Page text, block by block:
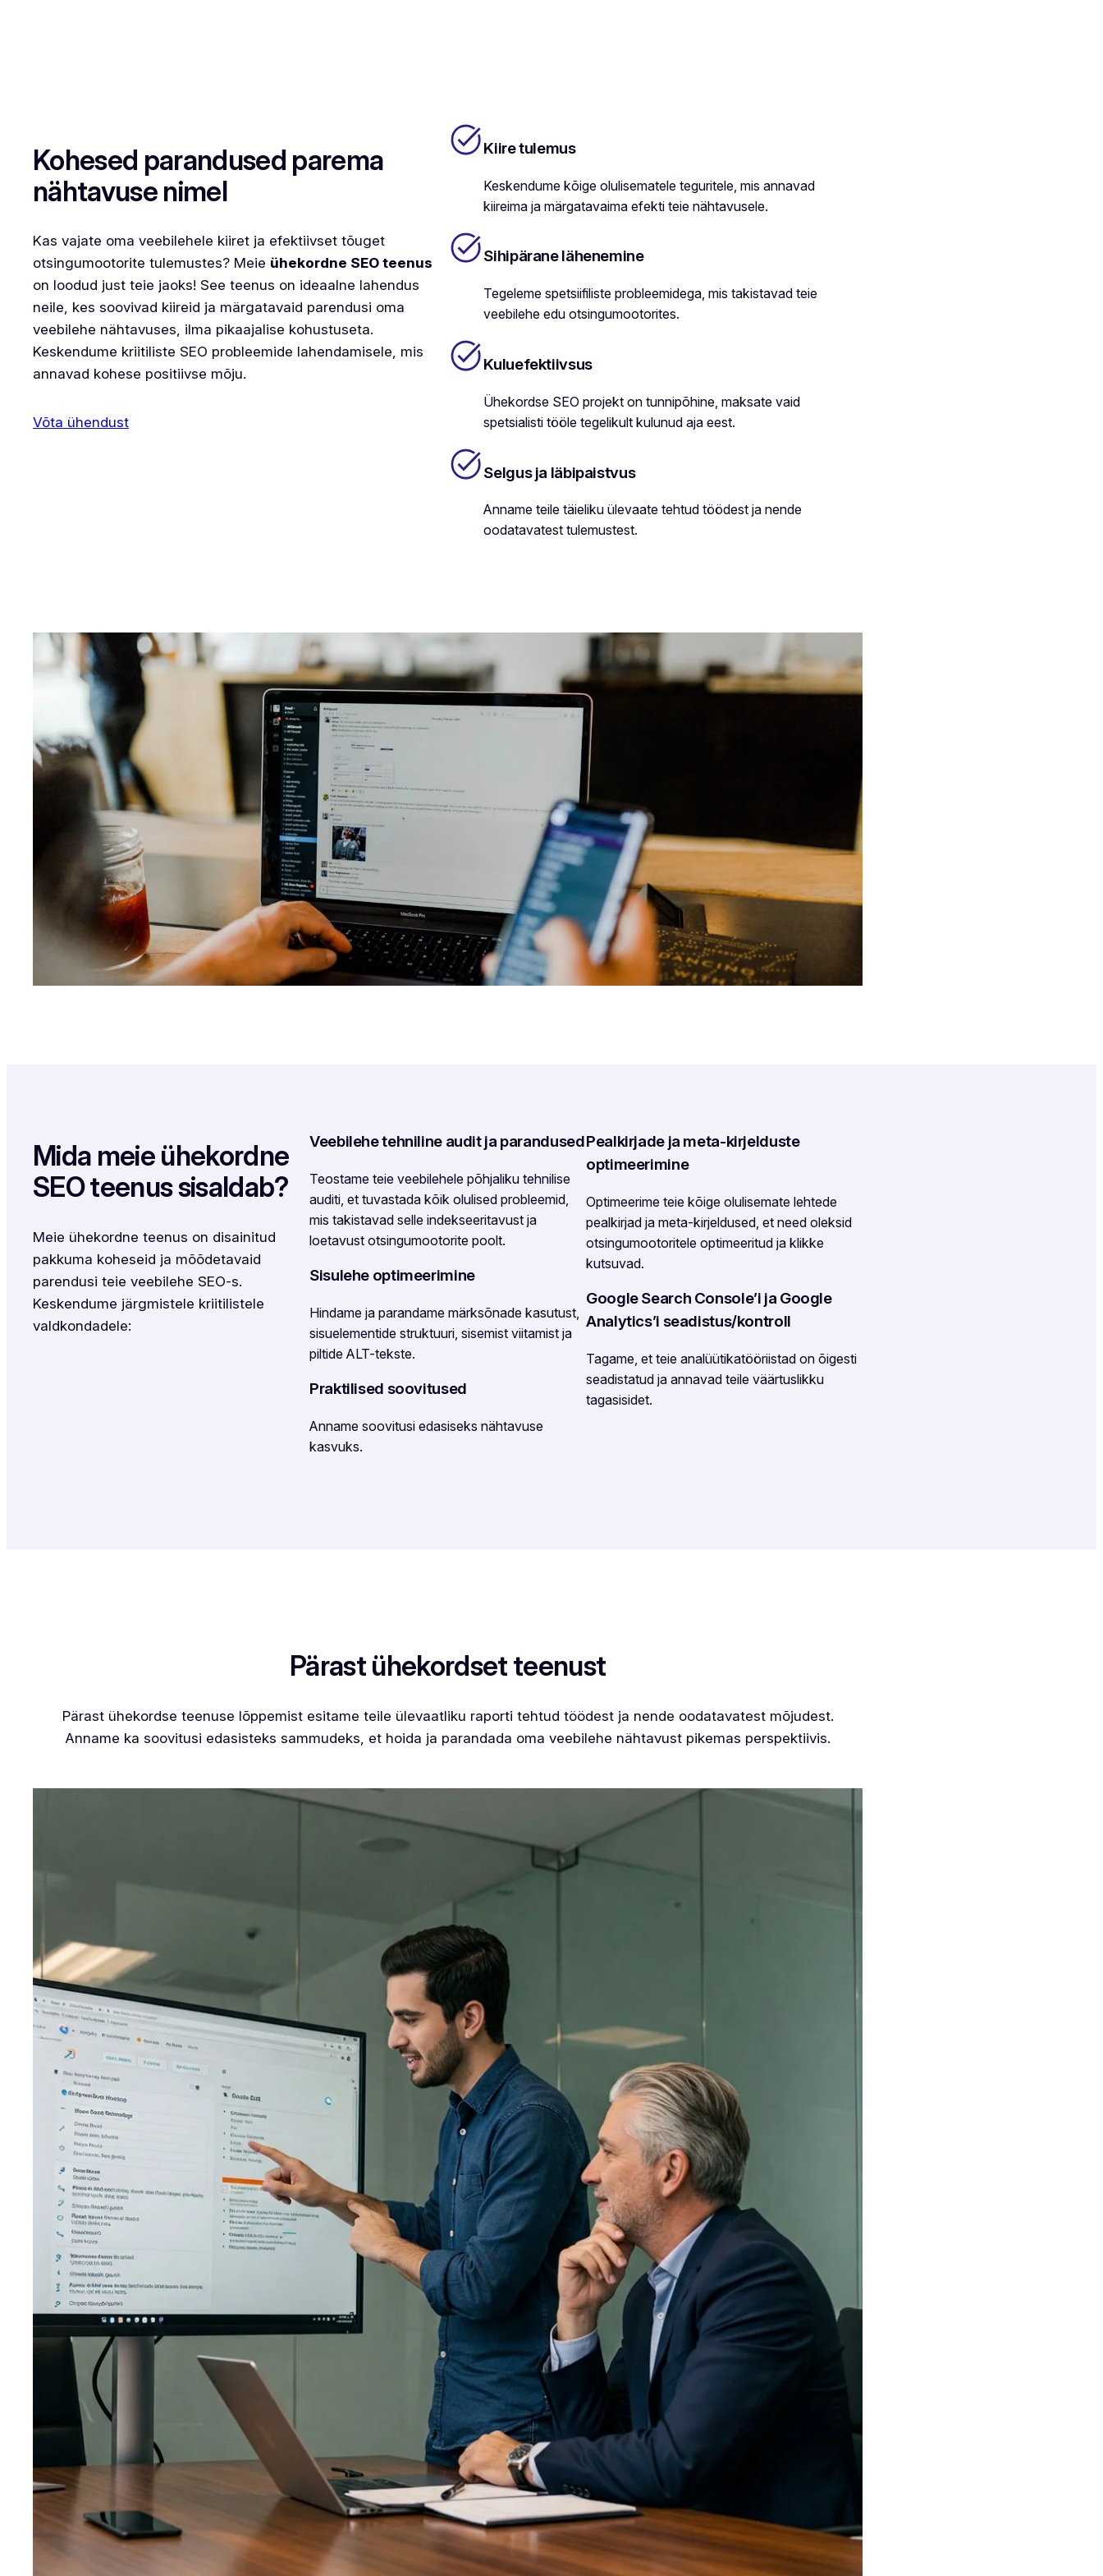
Kohesed parandused parema
nähtavuse nimel
Kas vajate oma veebilehele kiiret ja efektiivset tõuget
otsingumootorite tulemustes? Meie ühekordne SEO teenus
on loodud just teie jaoks! See teenus on ideaalne lahendus
neile, kes soovivad kiireid ja märgatavaid parendusi oma
veebilehe nähtavuses, ilma pikaajalise kohustuseta.
Keskendume kriitiliste SEO probleemide lahendamisele, mis
annavad kohese positiivse mõju.
Võta ühendust
Kiire tulemus
Keskendume kõige olulisematele teguritele, mis annavad
kiireima ja märgatavaima efekti teie nähtavusele.
Sihipärane lähenemine
Tegeleme spetsiifiliste probleemidega, mis takistavad teie
veebilehe edu otsingumootorites.
Kuluefektiivsus
Ühekordse SEO projekt on tunnipõhine, maksate vaid
spetsialisti tööle tegelikult kulunud aja eest.
Selgus ja läbipaistvus
Anname teile täieliku ülevaate tehtud töödest ja nende
oodatavatest tulemustest.
Mida meie ühekordne
SEO teenus sisaldab?
Meie ühekordne teenus on disainitud
pakkuma koheseid ja mõõdetavaid
parendusi teie veebilehe SEO-s.
Keskendume järgmistele kriitilistele
valdkondadele:
Veebilehe tehniline audit ja parandused
Teostame teie veebilehele põhjaliku tehnilise
auditi, et tuvastada kõik olulised probleemid,
mis takistavad selle indekseeritavust ja
loetavust otsingumootorite poolt.
Sisulehe optimeerimine
Hindame ja parandame märksõnade kasutust,
sisuelementide struktuuri, sisemist viitamist ja
piltide ALT-tekste.
Praktilised soovitused
Anname soovitusi edasiseks nähtavuse
kasvuks.
Pealkirjade ja meta-kirjelduste
optimeerimine
Optimeerime teie kõige olulisemate lehtede
pealkirjad ja meta-kirjeldused, et need oleksid
otsingumootoritele optimeeritud ja klikke
kutsuvad.
Google Search Console’i ja Google
Analytics’i seadistus/kontroll
Tagame, et teie analüütikatööriistad on õigesti
seadistatud ja annavad teile väärtuslikku
tagasisidet.
Pärast ühekordset teenust
Pärast ühekordse teenuse lõppemist esitame teile ülevaatliku raporti tehtud töödest ja nende oodatavatest mõjudest.
Anname ka soovitusi edasisteks sammudeks, et hoida ja parandada oma veebilehe nähtavust pikemas perspektiivis.